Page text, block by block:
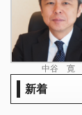
中谷 寛
新着